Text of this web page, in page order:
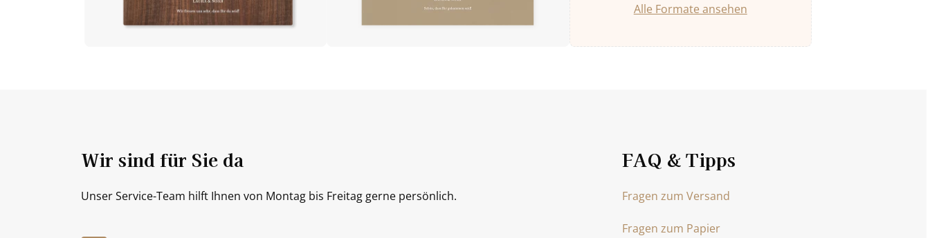
Alle Formate ansehen
FAQ & Tipps
Fragen zum Versand
Fragen zum Papier
Wir sind für Sie da
Unser Service-Team hilft Ihnen von Montag bis Freitag gerne persönlich.